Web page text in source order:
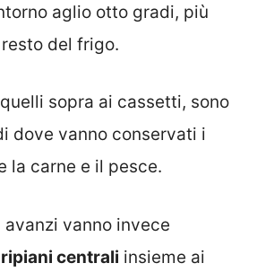
aglio otto gradi, più
del frigo.
sopra ai cassetti, sono
dove vanno conservati i
la carne e il pesce.
vanno invece
ripiani centrali insieme ai